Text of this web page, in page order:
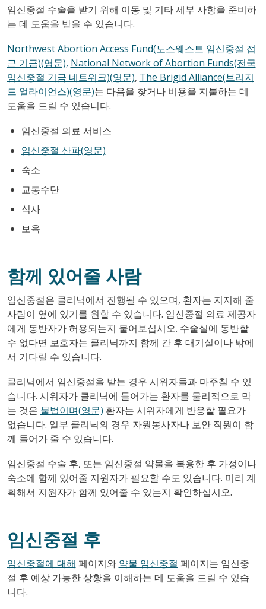
임신중절 수술을 받기 위해 이동 및 기타 세부 사항을 준비하
는 데 도움을 받을 수 있습니다.
Northwest Abortion Access Fund(노스웨스트 임신중절 접
근 기금)(영문), National Network of Abortion Funds(전국
임신중절 기금 네트워크)(영문), The Brigid Alliance(브리지
드 얼라이언스)(영문)는 다음을 찾거나 비용을 지불하는 데
도움을 드릴 수 있습니다.
임신중절 의료 서비스
임신중절 산파(영문)
숙소
교통수단
식사
보육
함께 있어줄 사람
임신중절은 클리닉에서 진행될 수 있으며, 환자는 지지해 줄
사람이 옆에 있기를 원할 수 있습니다. 임신중절 의료 제공자
에게 동반자가 허용되는지 물어보십시오. 수술실에 동반할
수 없다면 보호자는 클리닉까지 함께 간 후 대기실이나 밖에
서 기다릴 수 있습니다.
클리닉에서 임신중절을 받는 경우 시위자들과 마주칠 수 있
습니다. 시위자가 클리닉에 들어가는 환자를 물리적으로 막
는 것은 불법이며(영문) 환자는 시위자에게 반응할 필요가
없습니다. 일부 클리닉의 경우 자원봉사자나 보안 직원이 함
께 들어가 줄 수 있습니다.
임신중절 수술 후, 또는 임신중절 약물을 복용한 후 가정이나
숙소에 함께 있어줄 지원자가 필요할 수도 있습니다. 미리 계
획해서 지원자가 함께 있어줄 수 있는지 확인하십시오.
임신중절 후
임신중절에 대해 페이지와 약물 임신중절 페이지는 임신중
절 후 예상 가능한 상황을 이해하는 데 도움을 드릴 수 있습
니다.